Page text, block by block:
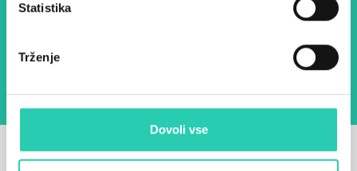
Statistika
Trženje
Dovoli vse